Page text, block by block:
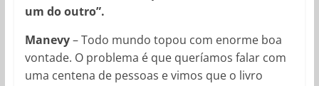
um do outro”.
Manevy– Todo mundo topou com enorme boa
vontade. O problema é que queríamos falar com
uma centena de pessoas e vimos que o livro